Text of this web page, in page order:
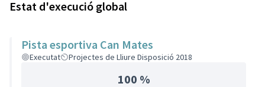
Estat d'execució global
Pista esportiva Can Mates
Executat Projectes de Lliure Disposició 2018
100 %